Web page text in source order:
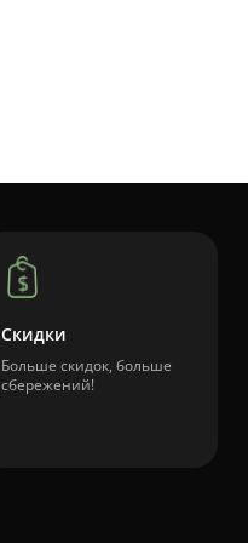
Скидки
Больше скидок, больше
сбережений!